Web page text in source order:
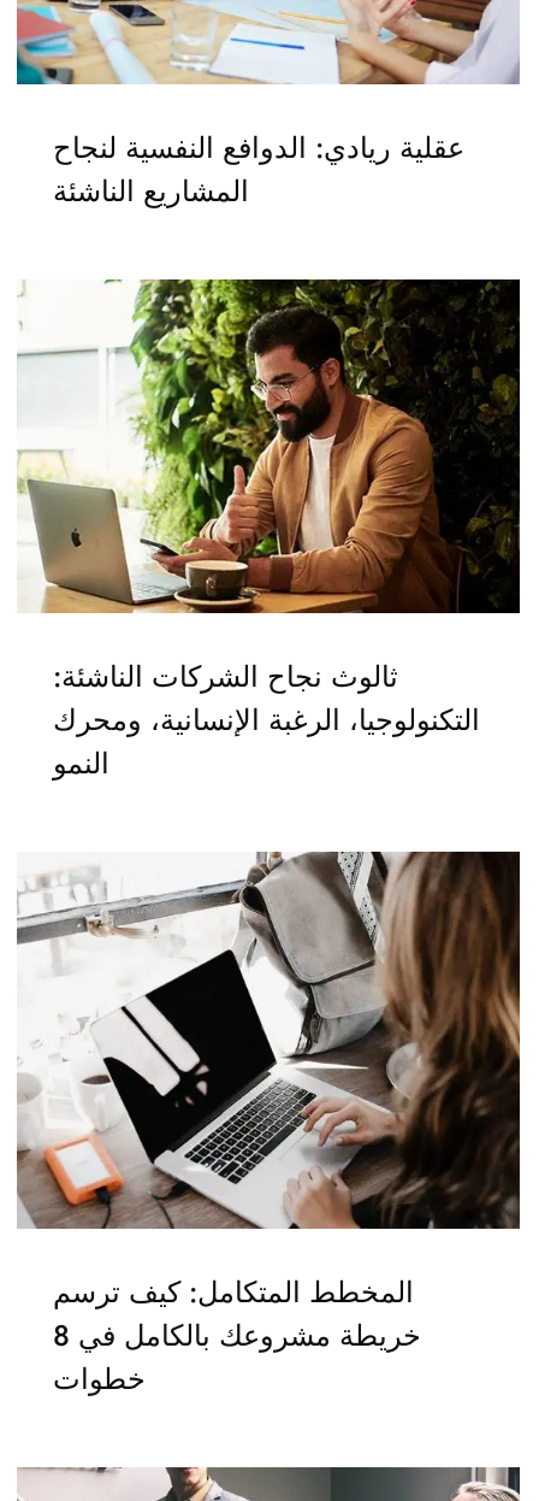
عقلية ريادي: الدوافع النفسية لنجاح
المشاريع الناشئة
ثالوث نجاح الشركات الناشئة:
التكنولوجيا، الرغبة الإنسانية، ومحرك
النمو
المخطط المتكامل: كيف ترسم
خريطة مشروعك بالكامل في 8
خطوات